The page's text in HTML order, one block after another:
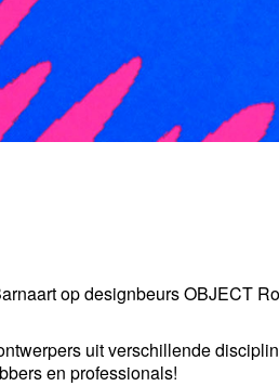
op designbeurs OBJECT
uit verschillende
en professionals!